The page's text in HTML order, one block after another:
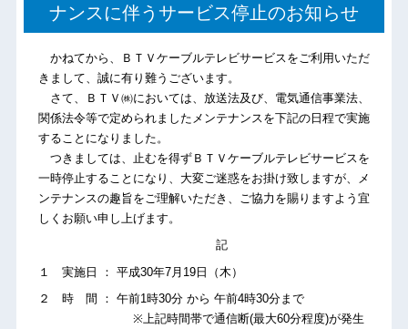
ナンスに伴うサービス停止のお知らせ
かねてから、ＢＴＶケーブルテレビサービスをご利用いただ
きまして、誠に有り難うございます。
さて、ＢＴＶ㈱においては、放送法及び、電気通信事業法、
関係法令等で定められましたメンテナンスを下記の日程で実施
することになりました。
つきましては、止むを得ずＢＴＶケーブルテレビサービスを
一時停止することになり、大変ご迷惑をお掛け致しますが、メ
ンテナンスの趣旨をご理解いただき、ご協力を賜りますよう宜
しくお願い申し上げます。
記
１ 実施日 ： 平成30年7月19日（木）
２ 時 間 ： 午前1時30分 から 午前4時30分まで
※上記時間帯で通信断(最大60分程度)が発生